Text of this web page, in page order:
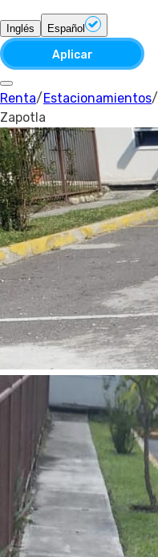
Inglés Español
Aplicar
Renta/ Estacionamientos/
Zapotla